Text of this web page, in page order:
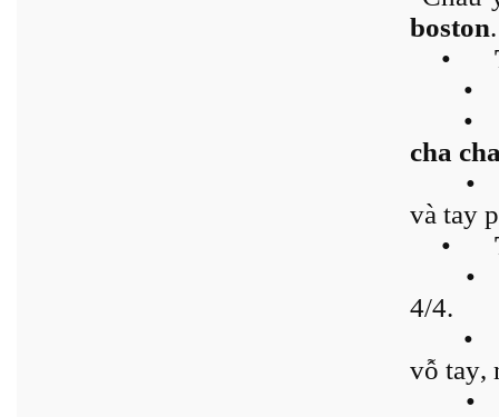
boston.
•
•
•
cha
•
và tay
•
•
4/4.
•
vỗ tay,
•